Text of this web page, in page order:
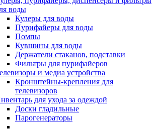
воды
Кулеры для воды
Пурифайеры для воды
Помпы
Кувшины для воды
Держатели стаканов, подставки
Фильтры для пурифайеров
и медиа устройства
Кронштейны-крепления для
телевизоров
для ухода за одеждой
Доски гладильные
Парогенераторы